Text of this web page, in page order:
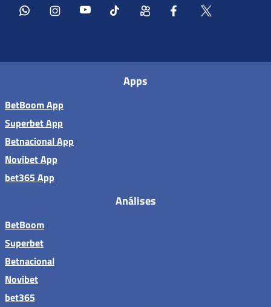
Apps
BetBoom App
Superbet App
Betnacional App
Novibet App
bet365 App
Análises
BetBoom
Superbet
Betnacional
Novibet
bet365